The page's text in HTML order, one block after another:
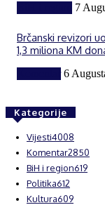
7
Brčanski revizori
1,3 miliona KM
6
Kategorije
Vijesti4008
Komentar2850
BiH i region619
Politika612
Kultura609